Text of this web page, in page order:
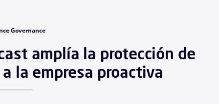
Governance
amplía la protección de
la empresa proactiva